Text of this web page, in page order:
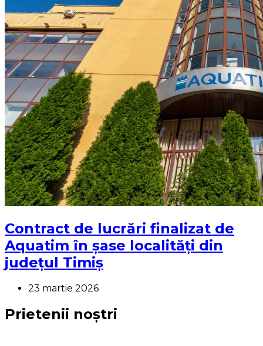
Contract de lucrări finalizat de
Aquatim în șase localități din
județul Timiș
23 martie 2026
Prietenii noștri